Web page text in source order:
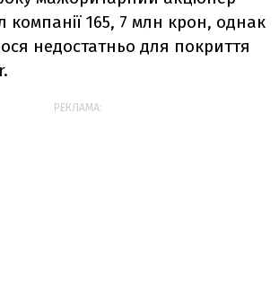
компанії 165, 7 млн крон, однак
недостатньо для покриття
РЕКЛАМА: